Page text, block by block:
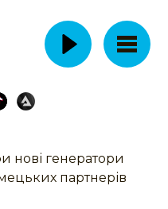
нові генератори
партнерів